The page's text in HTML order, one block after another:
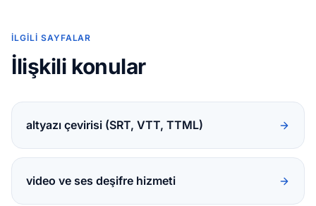
İLGILI SAYFALAR
İlişkili konular
altyazı çevirisi (SRT, VTT, TTML)
video ve ses deşifre hizmeti